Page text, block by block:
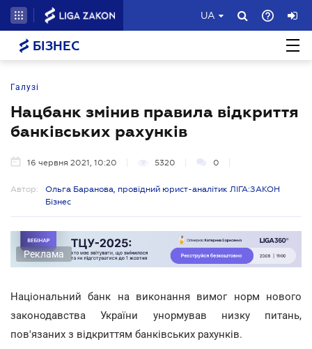
UA
БІЗНЕС
Галузі
Нацбанк змінив правила відкриття
банківських рахунків
16 червня 2021, 10:20 5320 0
Автор:
Ольга Баранова, провідний юрист-аналітик ЛІГА:ЗАКОН
Бізнес
Реклама
Національний банк на виконання вимог норм нового
законодавства України унормував низку питань,
пов'язаних з відкриттям банківських рахунків.